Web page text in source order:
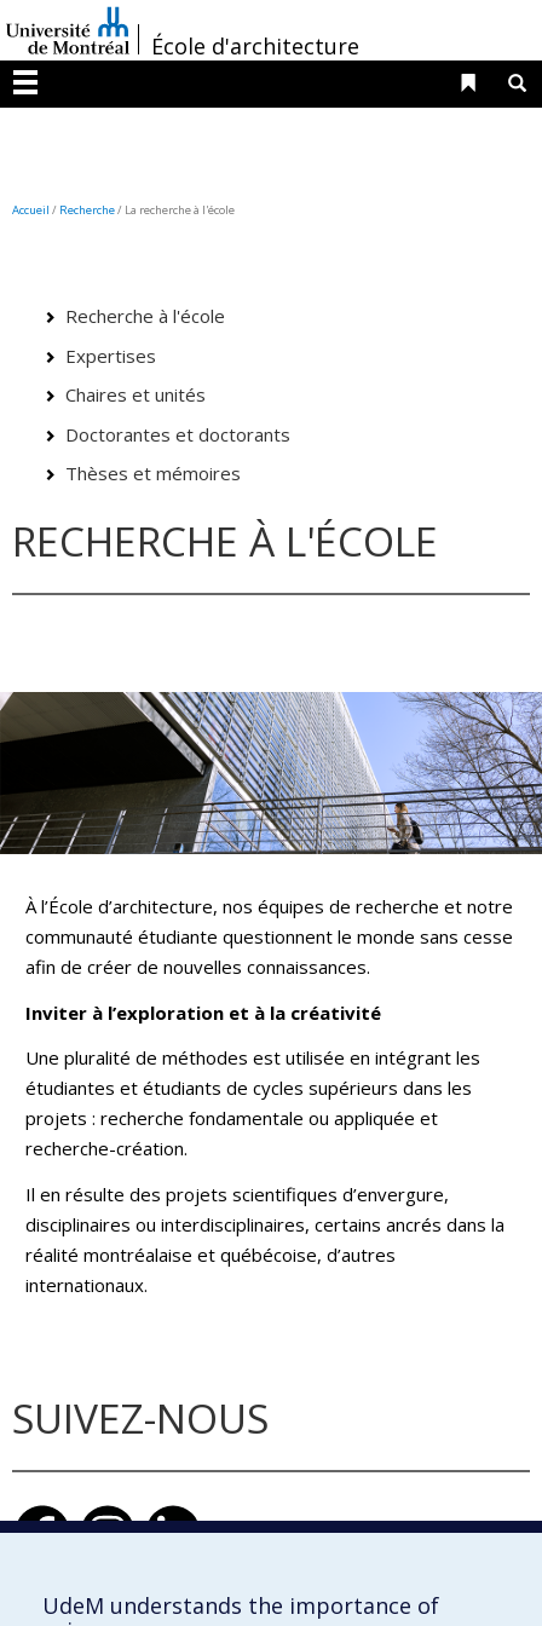
au
contenu
/École d'architecture
Menu
Liens
Accueil / Recherche/ La recherche à l'école
Recherche à l'école
Expertises
Chaires et unités
Doctorantes et doctorants
Thèses et mémoires
RECHERCHE À L'ÉCOLE
À l’École d’architecture, nos équipes de recherche et notre
communauté étudiante questionnent le monde sans cesse
afin de créer de nouvelles connaissances.
Inviter à l’exploration et à la créativité
Une pluralité de méthodes est utilisée en intégrant les
étudiantes et étudiants de cycles supérieurs dans les
projets : recherche fondamentale ou appliquée et
recherche-création.
Il en résulte des projets scientifiques d’envergure,
disciplinaires ou interdisciplinaires, certains ancrés dans la
réalité montréalaise et québécoise, d’autres
internationaux.
SUIVEZ-NOUS
UdeM understands the importance of